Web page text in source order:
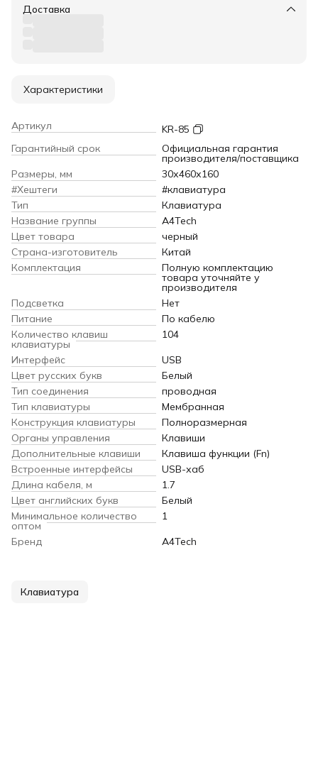
Доставка
Характеристики
Артикул
KR-85
Гарантийный срок
Официальная гарантия
производителя/поставщика
Размеры, мм
30х460х160
#Хештеги
#клавиатура
Тип
Клавиатура
Название группы
A4Tech
Цвет товара
черный
Страна-изготовитель
Китай
Комплектация
Полную комплектацию
товара уточняйте у
производителя
Подсветка
Нет
Питание
По кабелю
Количество клавиш
клавиатуры
104
Интерфейс
USB
Цвет русских букв
Белый
Тип соединения
проводная
Тип клавиатуры
Мембранная
Конструкция клавиатуры
Полноразмерная
Органы управления
Клавиши
Дополнительные клавиши
Клавиша функции (Fn)
Встроенные интерфейсы
USB-хаб
Длина кабеля, м
1.7
Цвет английских букв
Белый
Минимальное количество
оптом
1
Бренд
A4Tech
Клавиатура